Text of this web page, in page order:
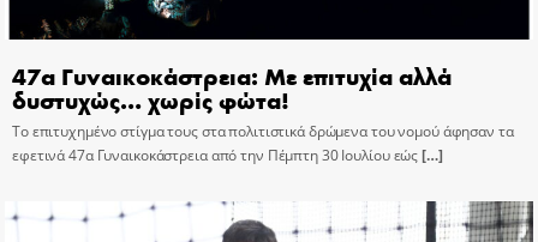
47α Γυναικοκάστρεια: Με επιτυχία αλλά
δυστυχώς… χωρίς φώτα!
Το επιτυχημένο στίγμα τους στα πολιτιστικά δρώμενα του νομού άφησαν τα
εφετινά 47α Γυναικοκάστρεια από την Πέμπτη 30 Ιουλίου εώς[…]